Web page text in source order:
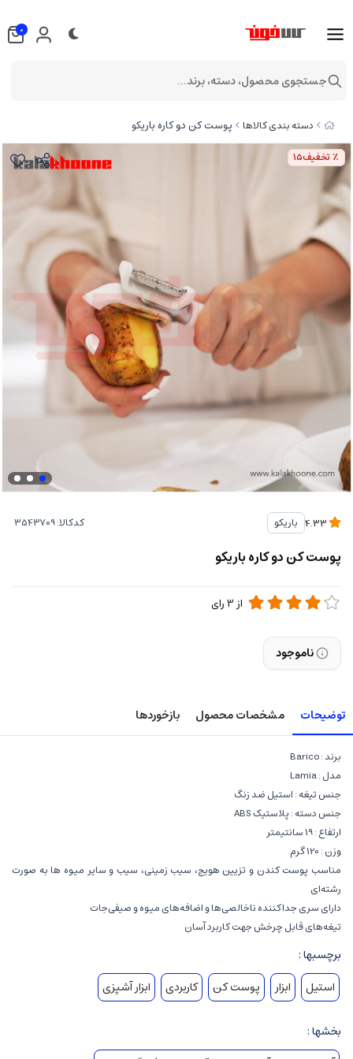
دسته بندی کالاها پوست کن دو کاره باریکو
٪ تخفیف15
باریکو کدکالا:
پوست کن دو کاره باریکو
از 3رای
ناموجود
توضیحات مشخصات محصول بازخوردها
برند : Barico
مدل : Lamia
جنس تیغه : استیل ضد زنگ
جنس دسته : پلاستیک ABS
ارتفاع : 19 سانتیمتر
وزن : 120 گرم
مناسب پوست کندن و تزیین هویج، سیب زمینی، سیب و سایر میوه ها به صورت
رشته‌ای
دارای سری جداکننده ناخالصی‌ها و اضافه‌های میوه و صیفی‌جات
تیغه‌های قابل چرخش جهت کاربرد آسان
برچسبها :
استیل
ابزار پوست کن کاربردی ابزار آشپزی
بخشها :
0
جستجوی محصول، دسته، برند...